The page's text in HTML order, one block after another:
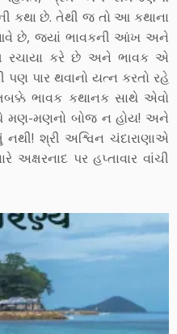
કથા છે. તેથી જ તો આ કથાના
છે, જ્યાં ભાવકની આંખ અને
રચાયા કરે છે અને ભાવક એ
પાર થવાનો યત્ન કરતો રહે
ભાવક કથાનક સાથે એવો
મણ-મણનો બોજ ન હોય! અને
નથી! શ્રી અશ્વિન ચંદારાણાએ
અક્ષરનાદ પર હપ્તાવાર વાંચી